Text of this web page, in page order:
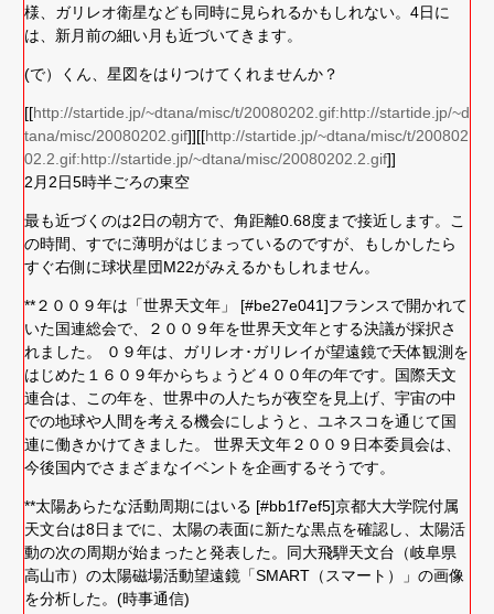
様、ガリレオ衛星なども同時に見られるかもしれない。4日に
は、新月前の細い月も近づいてきます。
(で）くん、星図をはりつけてくれませんか？
[[http://startide.jp/~dtana/misc/t/20080202.gif:http://startide.jp/~d
tana/misc/20080202.gif]][[http://startide.jp/~dtana/misc/t/200802
02.2.gif:http://startide.jp/~dtana/misc/20080202.2.gif]]
2月2日5時半ごろの東空
最も近づくのは2日の朝方で、角距離0.68度まで接近します。こ
の時間、すでに薄明がはじまっているのですが、もしかしたら
すぐ右側に球状星団M22がみえるかもしれません。
**２００９年は「世界天文年」 [#be27e041]フランスで開かれて
いた国連総会で、２００９年を世界天文年とする決議が採択さ
れました。 ０９年は、ガリレオ･ガリレイが望遠鏡で天体観測を
はじめた１６０９年からちょうど４００年の年です。国際天文
連合は、この年を、世界中の人たちが夜空を見上げ、宇宙の中
での地球や人間を考える機会にしようと、ユネスコを通じて国
連に働きかけてきました。 世界天文年２００９日本委員会は、
今後国内でさまざまなイベントを企画するそうです。
**太陽あらたな活動周期にはいる [#bb1f7ef5]京都大大学院付属
天文台は8日までに、太陽の表面に新たな黒点を確認し、太陽活
動の次の周期が始まったと発表した。同大飛騨天文台（岐阜県
高山市）の太陽磁場活動望遠鏡「SMART（スマート）」の画像
を分析した。(時事通信)